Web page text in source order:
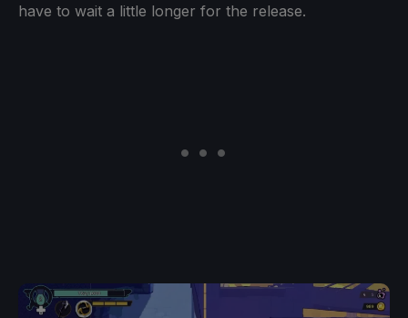
have to wait a little longer for the release.